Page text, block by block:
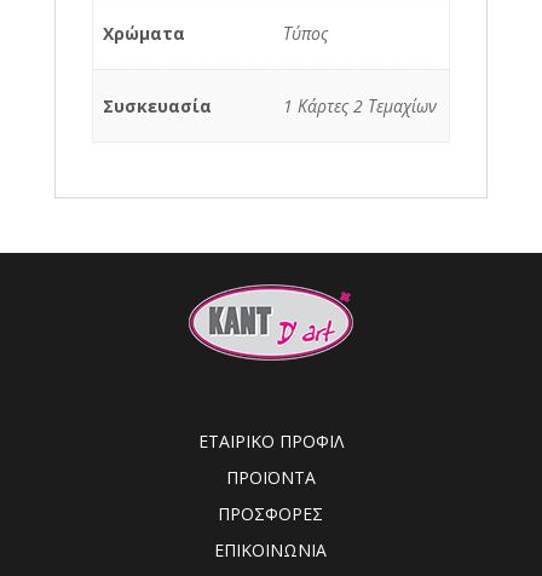
Χρώματα Τύπος
Συσκευασία 1 Κάρτες 2 Τεμαχίων
ΕΤΑΙΡΙΚΟ ΠΡΟΦΙΛ
ΠΡΟΪΟΝΤΑ
ΠΡΟΣΦΟΡΕΣ
ΕΠΙΚΟΙΝΩΝΙΑ